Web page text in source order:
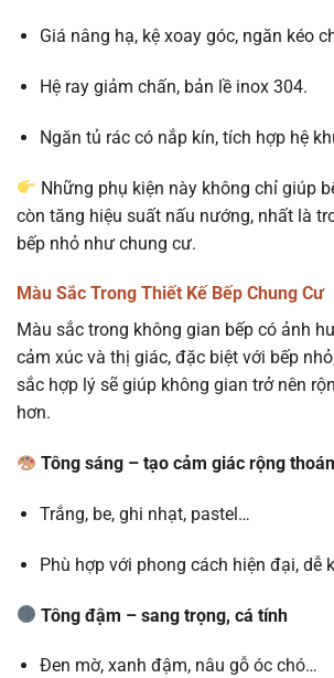
Giá nâng hạ, kệ xoay góc, ngăn kéo
Hệ ray giảm chấn, bản lề inox 304.
Ngăn tủ rác có nắp kín, tích hợp hệ
Những phụ kiện này không chỉ giúp
còn tăng hiệu suất nấu nướng, nhất là
bếp nhỏ như chung cư.
Màu Sắc Trong Thiết Kế Bếp Chung Cư
Màu sắc trong không gian bếp có ảnh
cảm xúc và thị giác, đặc biệt với bếp
sắc hợp lý sẽ giúp không gian trở nên
hơn.
Tông sáng – tạo cảm giác rộng
Trắng, be, ghi nhạt, pastel…
Phù hợp với phong cách hiện đại, dễ
Tông đậm – sang trọng, cá tính
Đen mờ, xanh đậm, nâu gỗ óc chó…